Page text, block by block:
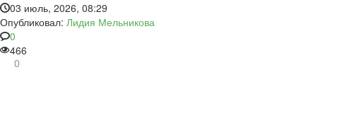
03 июль, 2026, 08:29
Опубликовал: Лидия Мельникова
0
466
0